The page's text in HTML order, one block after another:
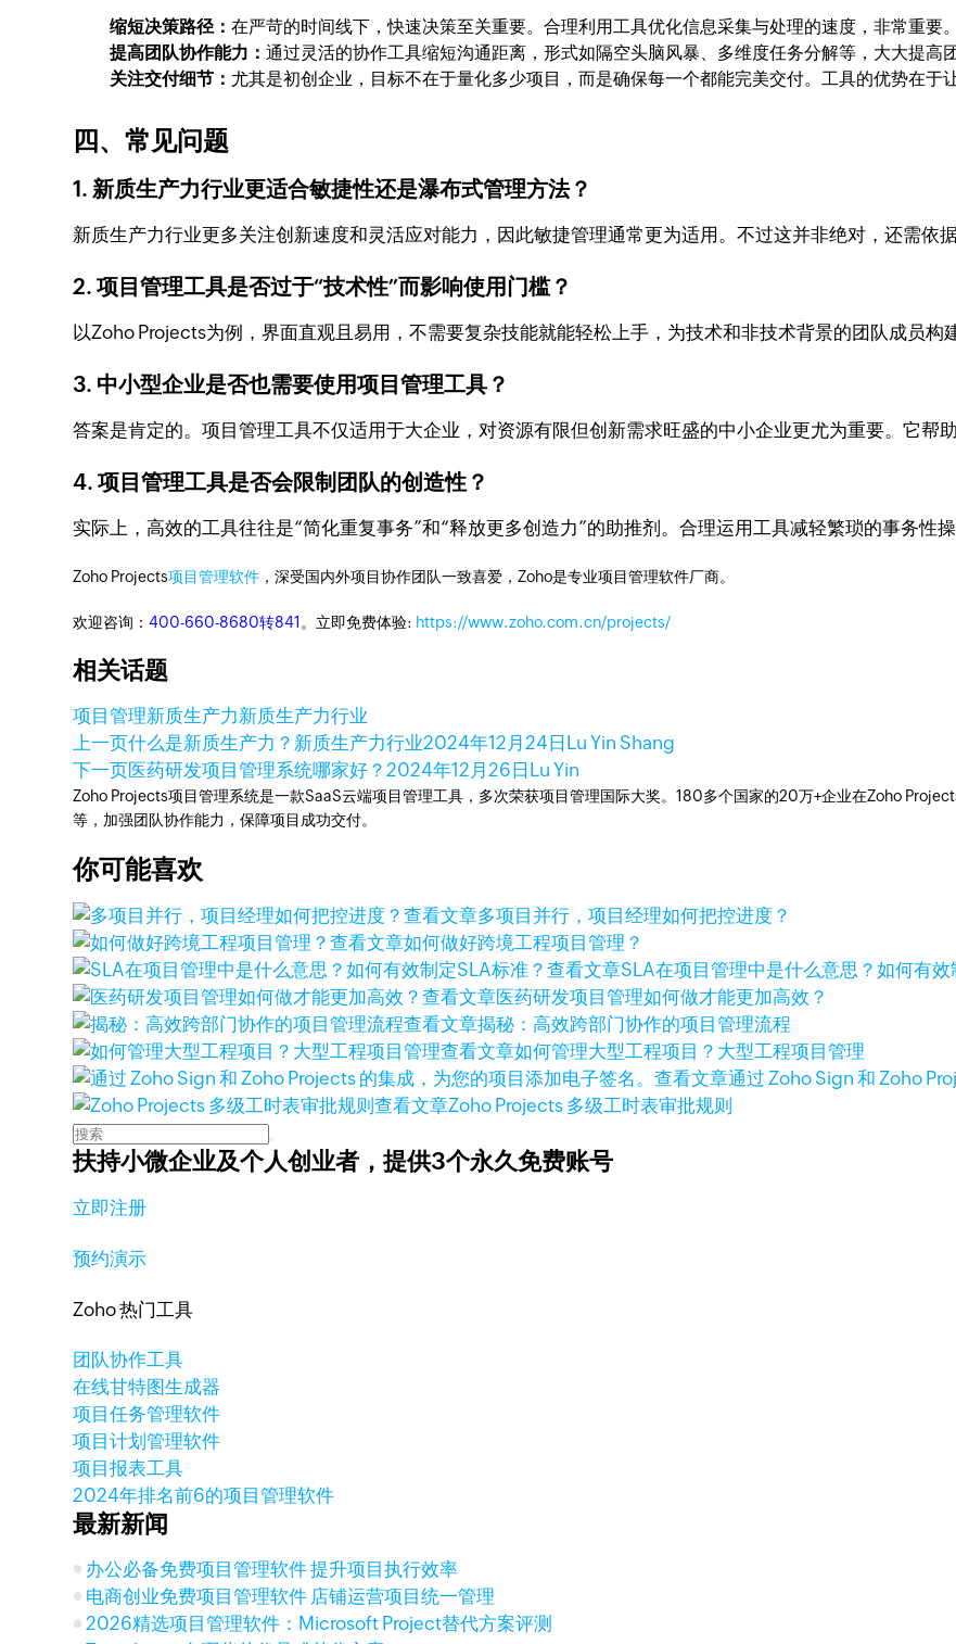
缩短决策路径：在严苛的时间线下，快速决策至关重要。合理利用工具优化信息采集与处理的速度，非常重要。
提高团队协作能力：通过灵活的协作工具缩短沟通距离，形式如隔空头脑风暴、多维度任务分解等，大大提高
关注交付细节： 尤其是初创企业，目标不在于量化多少项目，而是确保每一个都能完美交付。工具的优势在于
四、常见问题
1. 新质生产力行业更适合敏捷性还是瀑布式管理方法？
新质生产力行业更多关注创新速度和灵活应对能力，因此敏捷管理通常更为适用。不过这并非绝对，还需依
2. 项目管理工具是否过于“技术性”而影响使用门槛？
以Zoho Projects为例，界面直观且易用，不需要复杂技能就能轻松上手，为技术和非技术背景的团队成员构
3. 中小型企业是否也需要使用项目管理工具？
答案是肯定的。项目管理工具不仅适用于大企业，对资源有限但创新需求旺盛的中小企业更尤为重要。它帮
4. 项目管理工具是否会限制团队的创造性？
实际上，高效的工具往往是“简化重复事务”和“释放更多创造力”的助推剂。合理运用工具减轻繁琐的事务性
Zoho Projects项目管理软件 ，深受国内外项目协作团队一致喜爱，Zoho是专业项目管理软件厂商。
欢迎咨询：400-660-8680转841 。立即免费体验: https://www.zoho.com.cn/projects/
相关话题
项目管理新质生产力新质生产力行业
上一页什么是新质生产力？新质生产力行业2024年12月24日 Lu Yin Shang
下一页医药研发项目管理系统哪家好？2024年12月26日 Lu Yin
Zoho Projects项目管理系统是一款SaaS云端项目管理工具，多次荣获项目管理国际大奖。180多个国家的20万+企业在Zoho
等，加强团队协作能力，保障项目成功交付。
你可能喜欢
查看文章多项目并行，项目经理如何把控进度？
查看文章如何做好跨境工程项目管理？
查看文章SLA在项目管理中是什么意思？如何有效
查看文章医药研发项目管理如何做才能更加高效？
查看文章揭秘：高效跨部门协作的项目管理流程
查看文章如何管理大型工程项目？大型工程项目管理
查看文章通过 Zoho Sign 和 Zoho
查看文章Zoho Projects 多级工时表审批规则
扶持小微企业及个人创业者，提供3个永久免费账号
立即注册
预约演示
Zoho 热门工具
团队协作工具
在线甘特图生成器
项目任务管理软件
项目计划管理软件
项目报表工具
2024年排名前6的项目管理软件
最新新闻
办公必备免费项目管理软件 提升项目执行效率
电商创业免费项目管理软件 店铺运营项目统一管理
2026精选项目管理软件：Microsoft Project替代方案评测